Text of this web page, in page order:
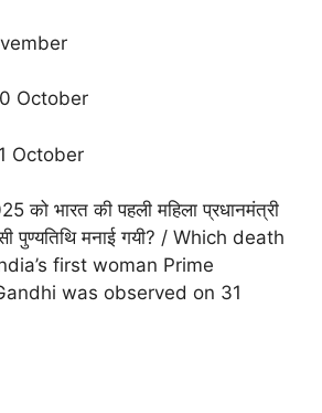
October
October
को भारत की पहली महिला प्रधानमंत्री
सी पुण्यतिथि मनाई गयी? / Which death
first woman Prime
was observed on 31